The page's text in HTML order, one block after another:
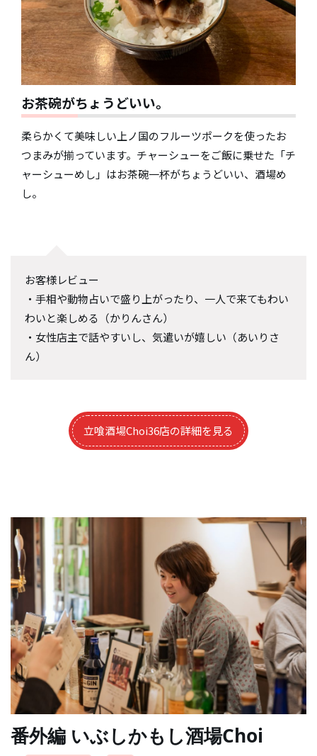
お茶碗がちょうどいい。
柔らかくて美味しい上ノ国のフルーツポークを使ったお
つまみが揃っています。チャーシューをご飯に乗せた「チ
ャーシューめし」はお茶碗一杯がちょうどいい、酒場め
し。
お客様レビュー
・手相や動物占いで盛り上がったり、一人で来てもわい
わいと楽しめる（かりんさん）
・女性店主で話やすいし、気遣いが嬉しい（あいりさ
ん）
立喰酒場Choi36店の詳細を見る
番外編 いぶしかもし酒場Choi